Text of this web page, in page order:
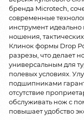
бренда Microtech,
современные
инструмент идеально
ношения,
Клинок формы Drop
разрезы, что делает
универсальным для
полевых условиях.
подшипниками
отсутствие
обслуживать нож с
повышает удобство